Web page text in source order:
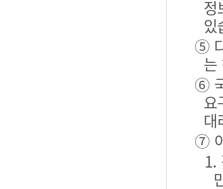
정
있
⑤
는
⑥
요
대
⑦
1.